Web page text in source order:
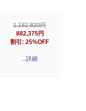
1,182,820円
882,375円
割引: 25%OFF
...詳細